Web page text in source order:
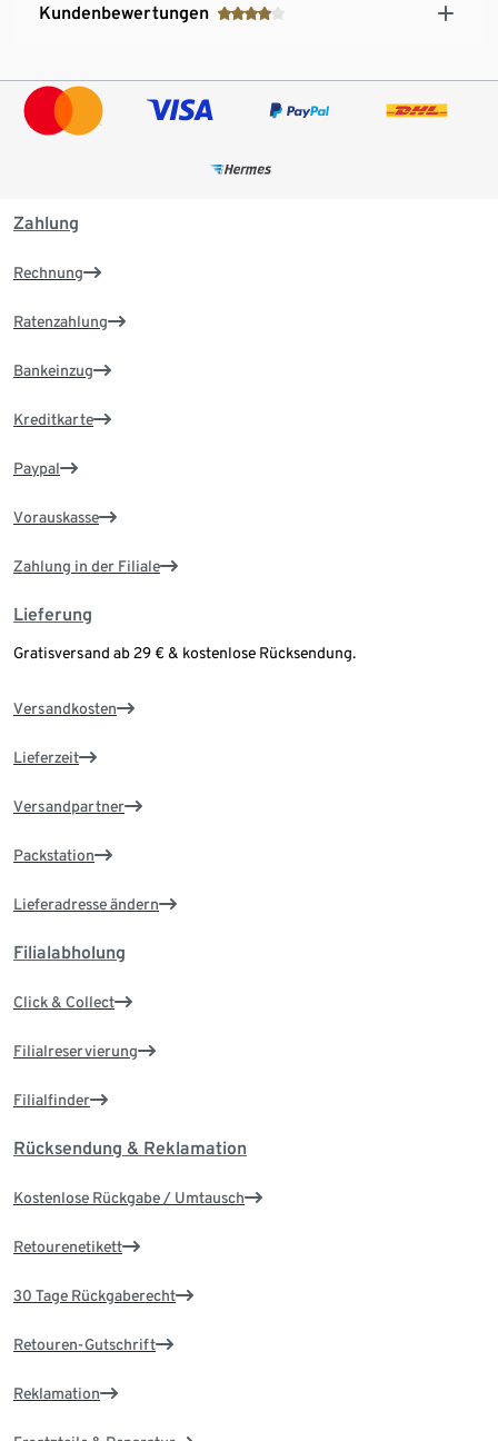
Kundenbewertungen
Zahlung
Rechnung
Ratenzahlung
Bankeinzug
Kreditkarte
Paypal
Vorauskasse
Zahlung in der Filiale
Lieferung
Gratisversand ab 29 € & kostenlose Rücksendung.
Versandkosten
Lieferzeit
Versandpartner
Packstation
Lieferadresse ändern
Filialabholung
Click & Collect
Filialreservierung
Filialfinder
Rücksendung & Reklamation
Kostenlose Rückgabe / Umtausch
Retourenetikett
30 Tage Rückgaberecht
Retouren-Gutschrift
Reklamation